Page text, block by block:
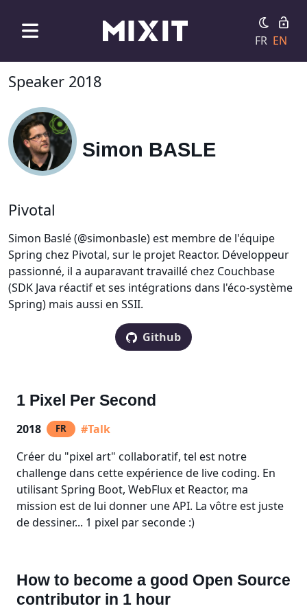
FR EN
Speaker 2018
Simon BASLE
Pivotal
Simon Baslé (@simonbasle) est membre de l'équipe
Spring chez Pivotal, sur le projet Reactor. Développeur
passionné, il a auparavant travaillé chez Couchbase
(SDK Java réactif et ses intégrations dans l'éco-système
Spring) mais aussi en SSII.
Github
1 Pixel Per Second
2018 FR
#Talk
Créer du "pixel art" collaboratif, tel est notre
challenge dans cette expérience de live coding. En
utilisant Spring Boot, WebFlux et Reactor, ma
mission est de lui donner une API. La vôtre est juste
de dessiner... 1 pixel par seconde :)
How to become a good Open Source
contributor in 1 hour